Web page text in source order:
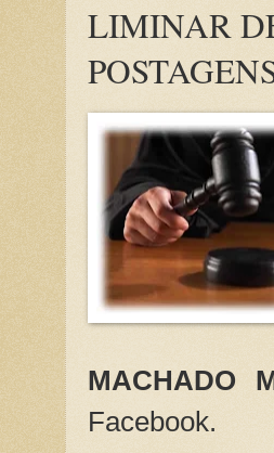
LIMINAR
MACHADO
Facebook.